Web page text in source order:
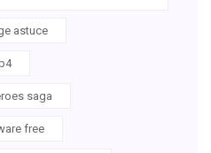
astuce
saga
free